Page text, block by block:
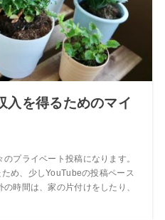
入を得るためのマイ
プライベート投稿になります。
め、少しYouTubeの投稿ペース
時間は、家の片付けをしたり、